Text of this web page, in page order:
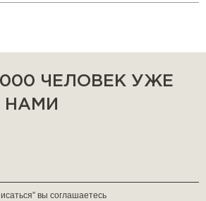
000 ЧЕЛОВЕК УЖЕ
НАМИ
вы соглашаетесь